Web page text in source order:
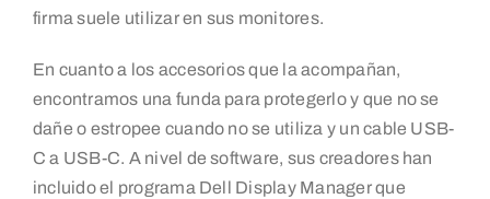
firma suele utilizar en sus monitores.
En cuanto a los accesorios que la acompañan,
encontramos una funda para protegerlo y que no se
dañe o estropee cuando no se utiliza y un cable USB-
C a USB-C. A nivel de software, sus creadores han
incluido el programa Dell Display Manager que